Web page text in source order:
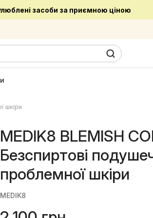
засоби за приємною ціною
шкіри
MEDIK8 BLEMISH
Безспиртові
проблемної шкіри
MEDIK8